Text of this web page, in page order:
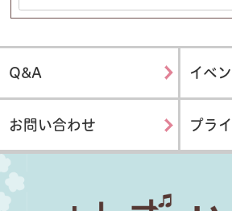
Q&A イベ
お問い合わせ プラ